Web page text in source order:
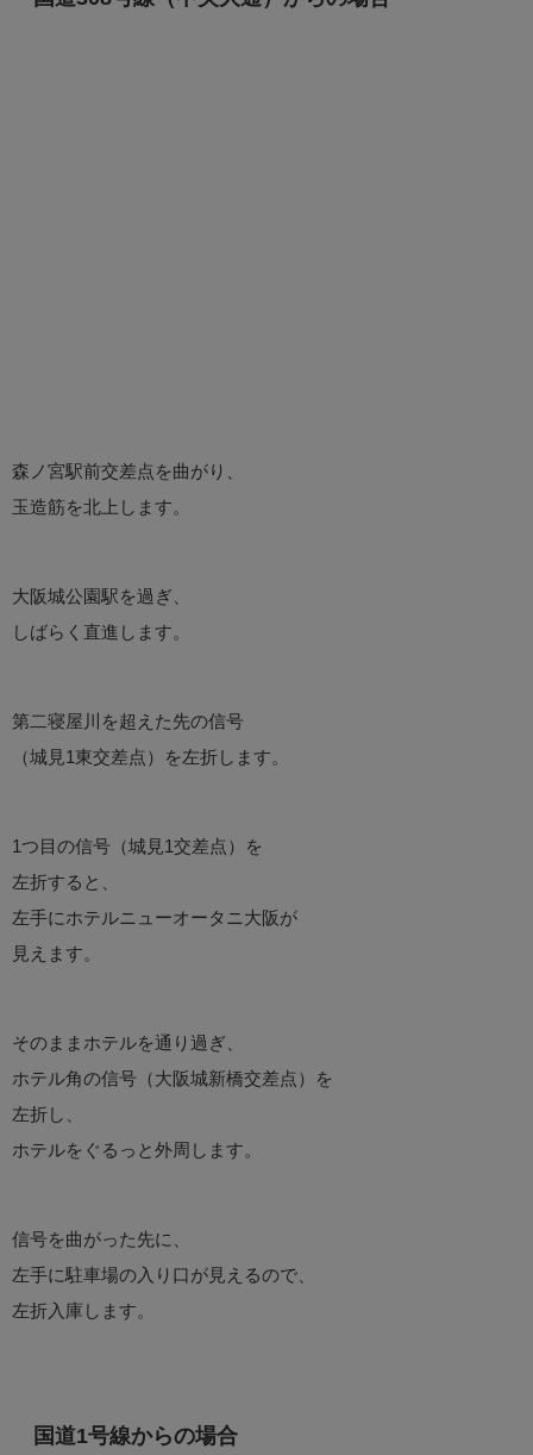
森ノ宮駅前交差点を曲がり、
玉造筋を北上します。
大阪城公園駅を過ぎ、
しばらく直進します。
第二寝屋川を超えた先の信号
（城見1東交差点）を左折します。
1つ目の信号（城見1交差点）を
左折すると、
左手にホテルニューオータニ大阪が
見えます。
そのままホテルを通り過ぎ、
ホテル角の信号（大阪城新橋交差点）を
左折し、
ホテルをぐるっと外周します。
信号を曲がった先に、
左手に駐車場の入り口が見えるので、
左折入庫します。
国道1号線からの場合